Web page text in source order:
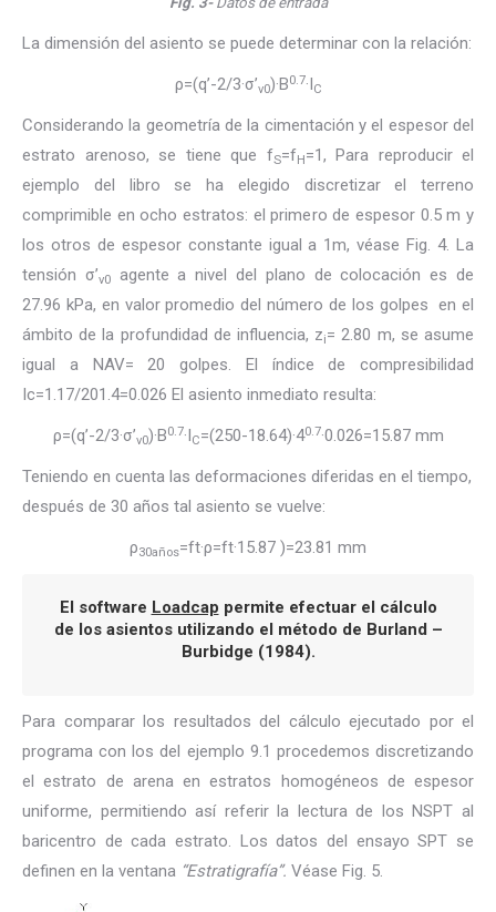
La dimensión del asiento se puede determinar con la relación:
ρ=(q’-2/3·σ’v0)·B0.7·IC
Considerando la geometría de la cimentación y el espesor del
estrato arenoso, se tiene que fS=fH=1, Para reproducir el
ejemplo del libro se ha elegido discretizar el terreno
comprimible en ocho estratos: el primero de espesor 0.5 m y
los otros de espesor constante igual a 1m, véase Fig. 4. La
tensión σ’v0agente a nivel del plano de colocación es de
27.96 kPa, en valor promedio del número de los golpes en el
ámbito de la profundidad de influencia, zi= 2.80 m, se asume
igual a NAV= 20 golpes. El índice de compresibilidad
Ic=1.17/201.4=0.026 El asiento inmediato resulta:
ρ=(q’-2/3·σ’v0)·B0.7·IC=(250-18.64)·40.7·0.026=15.87 mm
Teniendo en cuenta las deformaciones diferidas en el tiempo,
después de 30 años tal asiento se vuelve:
ρ30años=ft·ρ=ft·15.87 )=23.81 mm
El software Loadcap permite efectuar el cálculo
de los asientos utilizando el método de Burland –
Burbidge (1984).
Para comparar los resultados del cálculo ejecutado por el
programa con los del ejemplo 9.1 procedemos discretizando
el estrato de arena en estratos homogéneos de espesor
uniforme, permitiendo así referir la lectura de los NSPT al
baricentro de cada estrato. Los datos del ensayo SPT se
definen en la ventana “Estratigrafía”. Véase Fig. 5.